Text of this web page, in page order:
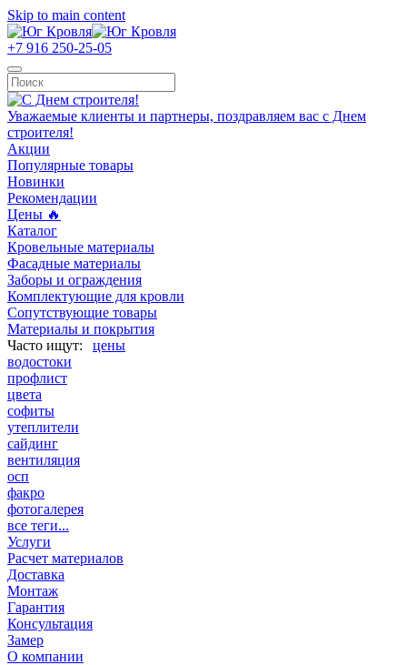
Skip to main content
+7 916 250-25-05
Уважаемые клиенты и партнеры, поздравляем вас с Днем
строителя!
Акции
Популярные товары
Новинки
Рекомендации
Цены 🔥
Каталог
Кровельные материалы
Фасадные материалы
Заборы и ограждения
Комплектующие для кровли
Сопутствующие товары
Материалы и покрытия
цены
водостоки
профлист
цвета
софиты
утеплители
сайдинг
вентиляция
осп
факро
фотогалерея
все теги...
Услуги
Расчет материалов
Доставка
Монтаж
Гарантия
Консультация
Замер
О компании